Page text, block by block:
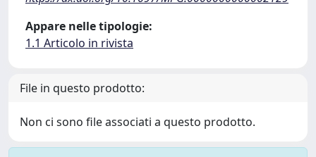
Appare nelle tipologie:
1.1 Articolo in rivista
File in questo prodotto:
Non ci sono file associati a questo prodotto.